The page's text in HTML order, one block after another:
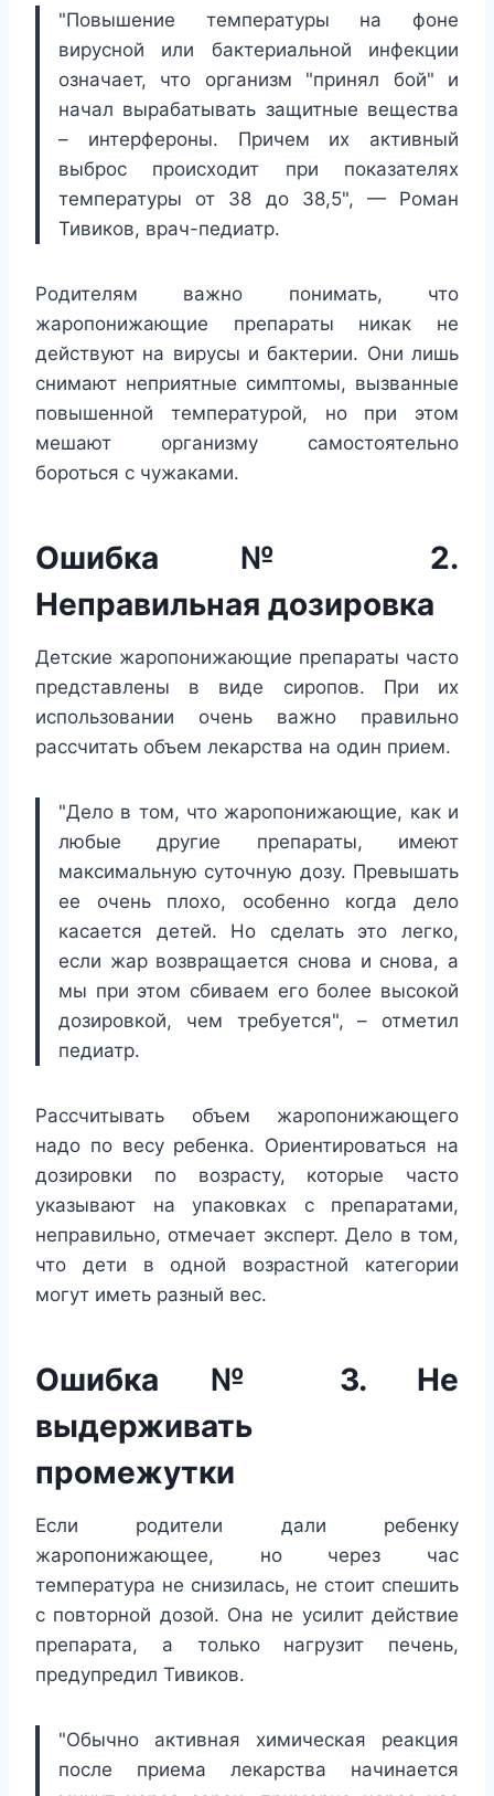
"Повышение температуры на фоне
вирусной или бактериальной инфекции
означает, что организм "принял бой" и
начал вырабатывать защитные вещества
– интерфероны. Причем их активный
выброс происходит при показателях
температуры от 38 до 38,5", — Роман
Тивиков, врач-педиатр.
Родителям важно понимать, что
жаропонижающие препараты никак не
действуют на вирусы и бактерии. Они лишь
снимают неприятные симптомы, вызванные
повышенной температурой, но при этом
мешают организму самостоятельно
бороться с чужаками.
Ошибка № 2.
Неправильная дозировка
Детские жаропонижающие препараты часто
представлены в виде сиропов. При их
использовании очень важно правильно
рассчитать объем лекарства на один прием.
"Дело в том, что жаропонижающие, как и
любые другие препараты, имеют
максимальную суточную дозу. Превышать
ее очень плохо, особенно когда дело
касается детей. Но сделать это легко,
если жар возвращается снова и снова, а
мы при этом сбиваем его более высокой
дозировкой, чем требуется", – отметил
педиатр.
Рассчитывать объем жаропонижающего
надо по весу ребенка. Ориентироваться на
дозировки по возрасту, которые часто
указывают на упаковках с препаратами,
неправильно, отмечает эксперт. Дело в том,
что дети в одной возрастной категории
могут иметь разный вес.
Ошибка № 3. Не
выдерживать
промежутки
Если родители дали ребенку
жаропонижающее, но через час
температура не снизилась, не стоит спешить
с повторной дозой. Она не усилит действие
препарата, а только нагрузит печень,
предупредил Тивиков.
"Обычно активная химическая реакция
после приема лекарства начинается